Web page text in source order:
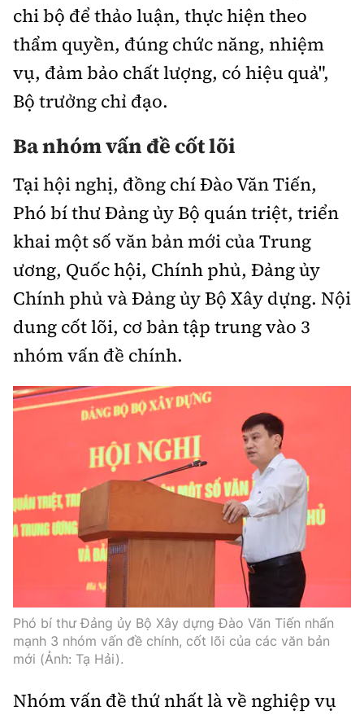
chi bộ để thảo luận, thực hiện theo
thẩm quyền, đúng chức năng, nhiệm
vụ, đảm bảo chất lượng, có hiệu quả",
Bộ trưởng chỉ đạo.
Ba nhóm vấn đề cốt lõi
Tại hội nghị, đồng chí Đào Văn Tiến,
Phó bí thư Đảng ủy Bộ quán triệt, triển
khai một số văn bản mới của Trung
ương, Quốc hội, Chính phủ, Đảng ủy
Chính phủ và Đảng ủy Bộ Xây dựng. Nội
dung cốt lõi, cơ bản tập trung vào 3
nhóm vấn đề chính.
Phó bí thư Đảng ủy Bộ Xây dựng Đào Văn Tiến nhấn
mạnh 3 nhóm vấn đề chính, cốt lõi của các văn bản
mới (Ảnh: Tạ Hải).
Nhóm vấn đề thứ nhất là về nghiệp vụ